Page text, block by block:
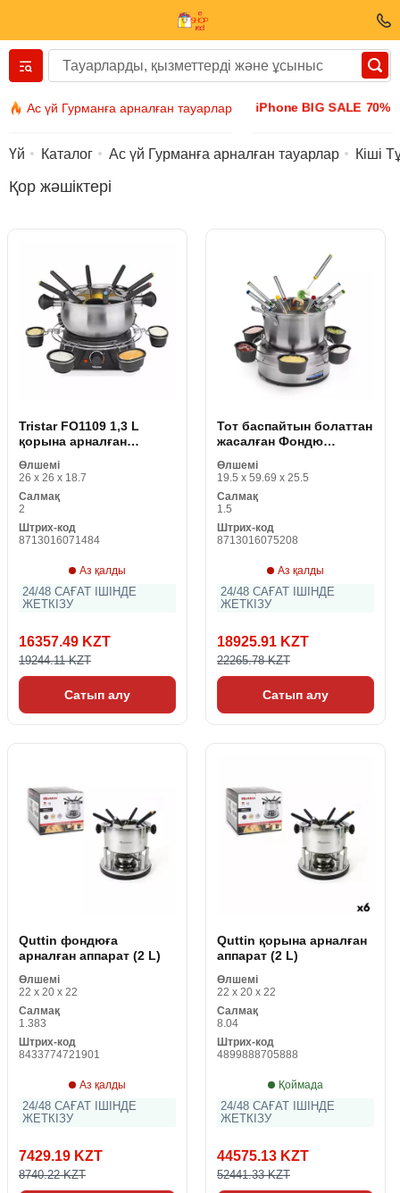
Ас үй Гурманға арналған тауарлар iPhone BIG SALE 70%
Вернуться назад
Аксессуарлар
Бижутерия
Қол сағаттары
Үй Каталог Ас үй Гурманға арналған тауарлар Кіші
Қор жәшіктері
Tristar FO1109 1,3 L
қорына арналған
баспайтын болат
Өлшемі
26 x 26 x 18.7
Салмақ
2
Штрих-код
8713016071484
Аз қалды
24/48 САҒАТ ІШІНДЕ
ЖЕТКІЗУ
16357.49 KZT
19244.11 KZT
Сатып алу
Тот баспайтын болаттан
жасалған Фондю
жиынтығы
Өлшемі
19.5 x 59.69 x 25.5
Салмақ
1.5
Штрих-код
8713016075208
Аз қалды
24/48 САҒАТ ІШІНДЕ
ЖЕТКІЗУ
18925.91 KZT
22265.78 KZT
Сатып алу
Quttin фондюға
арналған аппарат (2 L)
Өлшемі
22 x 20 x 22
Салмақ
1.383
Штрих-код
8433774721901
Аз қалды
24/48 САҒАТ ІШІНДЕ
ЖЕТКІЗУ
7429.19 KZT
8740.22 KZT
Quttin қорына арналған
аппарат (2 L)
Өлшемі
22 x 20 x 22
Салмақ
8.04
Штрих-код
4899888705888
Қоймада
24/48 САҒАТ ІШІНДЕ
ЖЕТКІЗУ
44575.13 KZT
52441.33 KZT